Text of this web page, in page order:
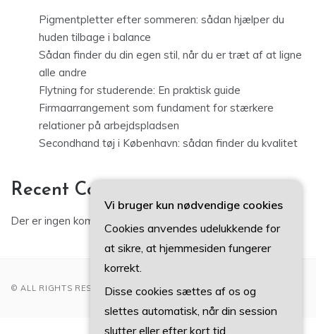
Pigmentpletter efter sommeren: sådan hjælper du
huden tilbage i balance
Sådan finder du din egen stil, når du er træt af at ligne
alle andre
Flytning for studerende: En praktisk guide
Firmaarrangement som fundament for stærkere
relationer på arbejdspladsen
Secondhand tøj i København: sådan finder du kvalitet
Recent Comments
Der er ingen kommentarer at vise.
© ALL RIGHTS RESERVED 2022
Vi bruger kun nødvendige cookies
Cookies anvendes udelukkende for
at sikre, at hjemmesiden fungerer
korrekt.
Disse cookies sættes af os og
slettes automatisk, når din session
slutter eller efter kort tid.